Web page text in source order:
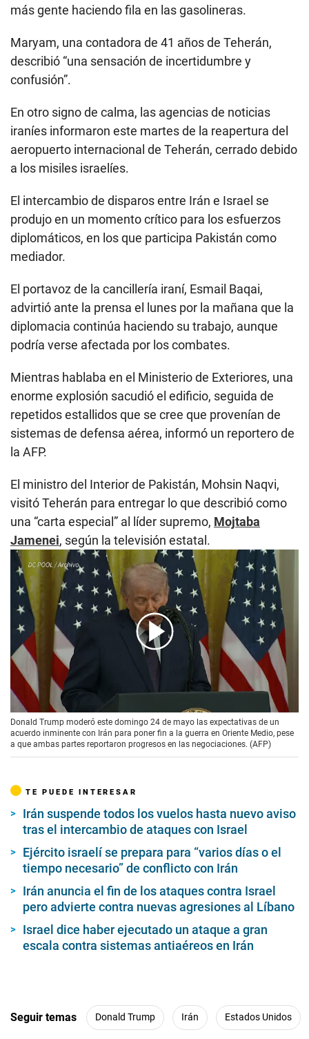
más gente haciendo fila en las gasolineras.
Maryam, una contadora de 41 años de Teherán,
describió “una sensación de incertidumbre y
confusión”.
En otro signo de calma, las agencias de noticias
iraníes informaron este martes de la reapertura del
aeropuerto internacional de Teherán, cerrado debido
a los misiles israelíes.
El intercambio de disparos entre Irán e Israel se
produjo en un momento crítico para los esfuerzos
diplomáticos, en los que participa Pakistán como
mediador.
El portavoz de la cancillería iraní, Esmail Baqai,
advirtió ante la prensa el lunes por la mañana que la
diplomacia continúa haciendo su trabajo, aunque
podría verse afectada por los combates.
Mientras hablaba en el Ministerio de Exteriores, una
enorme explosión sacudió el edificio, seguida de
repetidos estallidos que se cree que provenían de
sistemas de defensa aérea, informó un reportero de
la AFP.
El ministro del Interior de Pakistán, Mohsin Naqvi,
visitó Teherán para entregar lo que describió como
una “carta especial” al líder supremo, Mojtaba
Jamenei, según la televisión estatal.
00:00
Donald Trump moderó este domingo 24 de mayo las expectativas de un
acuerdo inminente con Irán para poner fin a la guerra en Oriente Medio, pese
a que ambas partes reportaron progresos en las negociaciones. (AFP)
TE PUEDE INTERESAR
Irán suspende todos los vuelos hasta nuevo aviso
tras el intercambio de ataques con Israel
Ejército israelí se prepara para “varios días o el
tiempo necesario” de conflicto con Irán
Irán anuncia el fin de los ataques contra Israel
pero advierte contra nuevas agresiones al Líbano
Israel dice haber ejecutado un ataque a gran
escala contra sistemas antiaéreos en Irán
Seguir temas Donald Trump Irán Estados Unidos